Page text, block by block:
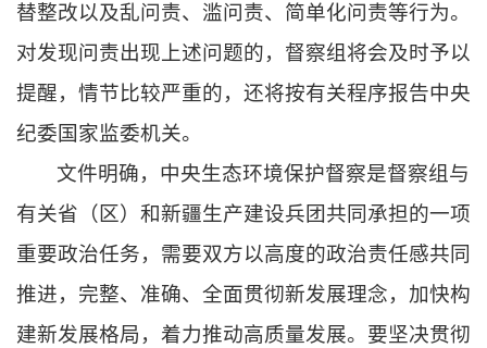
替整改以及乱问责、滥问责、简单化问责等行为。
对发现问责出现上述问题的，督察组将会及时予以
提醒，情节比较严重的，还将按有关程序报告中央
纪委国家监委机关。
文件明确，中央生态环境保护督察是督察组与
有关省（区）和新疆生产建设兵团共同承担的一项
重要政治任务，需要双方以高度的政治责任感共同
推进，完整、准确、全面贯彻新发展理念，加快构
建新发展格局，着力推动高质量发展。要坚决贯彻